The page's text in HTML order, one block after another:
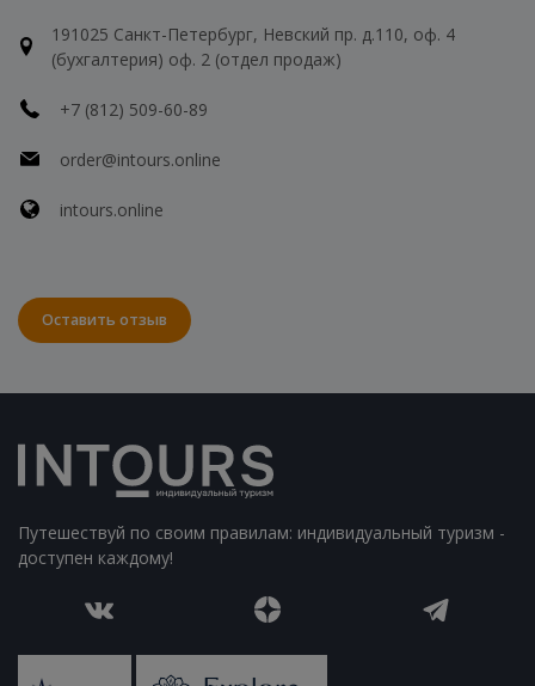
191025 Санкт-Петербург, Невский пр. д.110, оф. 4
(бухгалтерия) оф. 2 (отдел продаж)
+7 (812) 509-60-89
order@intours.online
intours.online
Оставить отзыв
Путешествуй по своим правилам: индивидуальный туризм -
доступен каждому!